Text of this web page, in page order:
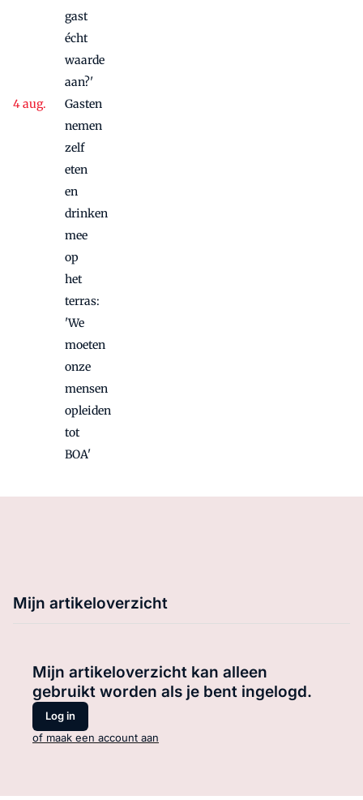
gast
écht
waarde
aan?'
Gasten
nemen
zelf
eten
en
drinken
mee
op
het
terras:
'We
moeten
onze
mensen
opleiden
tot
BOA'
Mijn artikeloverzicht
Mijn artikeloverzicht kan alleen
gebruikt worden als je bent ingelogd.
Log in
of maak een account aan